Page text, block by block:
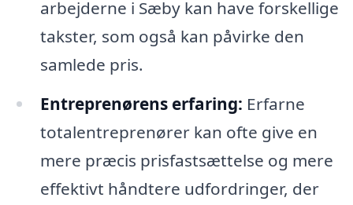
arbejderne i Sæby kan have forskellige
takster, som også kan påvirke den
samlede pris.
Entreprenørens erfaring: Erfarne
totalentreprenører kan ofte give en
mere præcis prisfastsættelse og mere
effektivt håndtere udfordringer, der